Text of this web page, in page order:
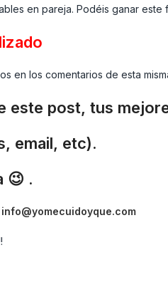
en pareja. Podéis ganar este
en los comentarios de esta
este post, tus
email, etc).
😉 .
info@yomecuidoyque.com